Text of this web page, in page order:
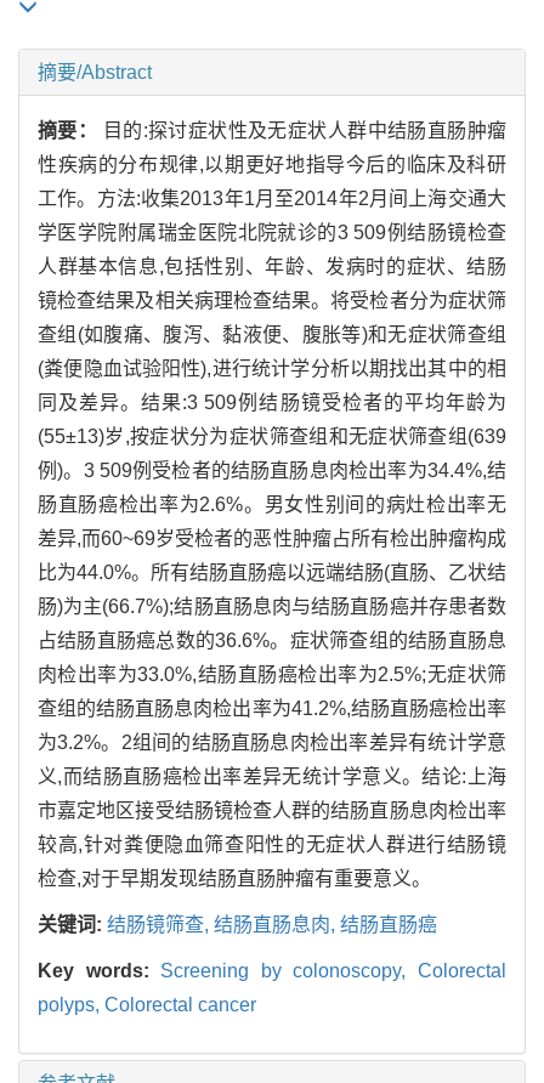
摘要/Abstract
摘要：
目的:探讨症状性及无症状人群中结肠直肠肿瘤
性疾病的分布规律,以期更好地指导今后的临床及科研
工作。方法:收集2013年1月至2014年2月间上海交通大
学医学院附属瑞金医院北院就诊的3 509例结肠镜检查
人群基本信息,包括性别、年龄、发病时的症状、结肠
镜检查结果及相关病理检查结果。将受检者分为症状筛
查组(如腹痛、腹泻、黏液便、腹胀等)和无症状筛查组
(粪便隐血试验阳性),进行统计学分析以期找出其中的相
同及差异。结果:3 509例结肠镜受检者的平均年龄为
(55±13)岁,按症状分为症状筛查组和无症状筛查组(639
例)。3 509例受检者的结肠直肠息肉检出率为34.4%,结
肠直肠癌检出率为2.6%。男女性别间的病灶检出率无
差异,而60~69岁受检者的恶性肿瘤占所有检出肿瘤构成
比为44.0%。所有结肠直肠癌以远端结肠(直肠、乙状结
肠)为主(66.7%);结肠直肠息肉与结肠直肠癌并存患者数
占结肠直肠癌总数的36.6%。症状筛查组的结肠直肠息
肉检出率为33.0%,结肠直肠癌检出率为2.5%;无症状筛
查组的结肠直肠息肉检出率为41.2%,结肠直肠癌检出率
为3.2%。2组间的结肠直肠息肉检出率差异有统计学意
义,而结肠直肠癌检出率差异无统计学意义。结论:上海
市嘉定地区接受结肠镜检查人群的结肠直肠息肉检出率
较高,针对粪便隐血筛查阳性的无症状人群进行结肠镜
检查,对于早期发现结肠直肠肿瘤有重要意义。
关键词: 结肠镜筛查, 结肠直肠息肉, 结肠直肠癌
Key words: Screening by colonoscopy,Colorectal
polyps, Colorectal cancer